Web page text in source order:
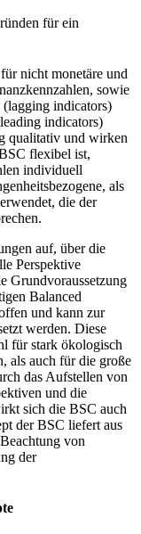
für ein
nicht monetäre und
sowie
(lagging indicators)
indicators)
qualitativ und wirken
flexibel ist,
individuell
als
die der
auf, über die
Perspektive
Grundvoraussetzung
Balanced
und kann zur
werden. Diese
für stark ökologisch
als auch für die große
das Aufstellen von
und die
sich die BSC auch
der BSC liefert aus
von
der